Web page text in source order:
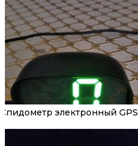
Спидометр электронный GPS